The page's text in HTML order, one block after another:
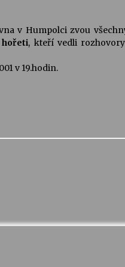
v Humpolci zvou
hořeti, kteří vedli
v 19.hodin.